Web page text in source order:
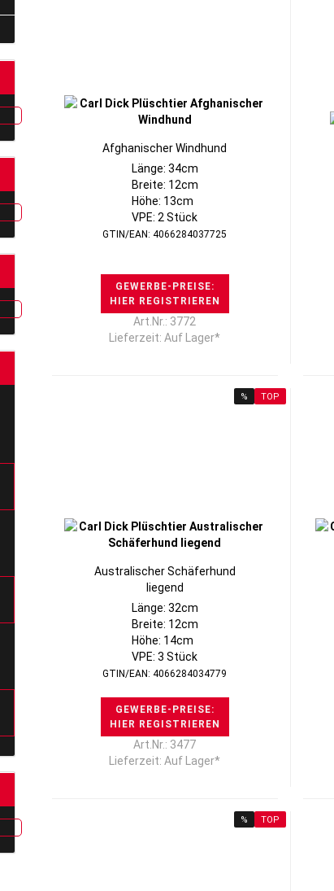
Afghanischer Windhund
Länge: 34cm
Breite: 12cm
Höhe: 13cm
VPE: 2 Stück
GTIN/EAN: 4066284037725
GEWERBE-PREISE:
HIER REGISTRIEREN
Art.Nr.: 3772
Lieferzeit: Auf Lager*
% TOP
Australischer Schäferhund
liegend
Länge: 32cm
Breite: 12cm
Höhe: 14cm
VPE: 3 Stück
GTIN/EAN: 4066284034779
GEWERBE-PREISE:
HIER REGISTRIEREN
Art.Nr.: 3477
Lieferzeit: Auf Lager*
% TOP